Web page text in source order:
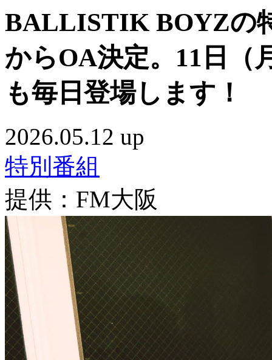
BALLISTIK BOYZの
からOA決定。11日（
も毎日登場します！
2026.05.12 up
特別番組
提供：FM大阪